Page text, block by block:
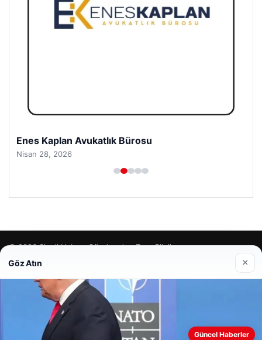
Enes Kaplan Avukatlık Bürosu
Nisan 28, 2026
© 2026 Şimdi Haber- Gündemden Taze Bilgiler
Web sitemizi nasıl kullandığınızı daha iyi anlayabilmek,
Göz Atın ×
Güncel Haberler